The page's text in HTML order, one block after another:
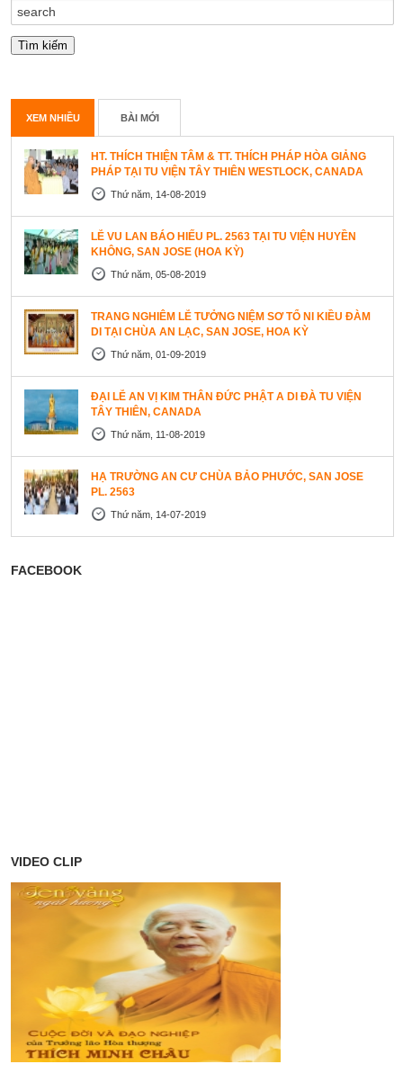
XEM NHIỀU BÀI MỚI
HT. THÍCH THIỆN TÂM & TT. THÍCH PHÁP HÒA GIẢNG
PHÁP TẠI TU VIỆN TÂY THIÊN WESTLOCK, CANADA
Thứ năm, 14-08-2019
LỄ VU LAN BÁO HIẾU PL. 2563 TẠI TU VIỆN HUYỀN
KHÔNG, SAN JOSE (HOA KỲ)
Thứ năm, 05-08-2019
TRANG NGHIÊM LỄ TƯỞNG NIỆM SƠ TỔ NI KIỀU ĐÀM
DI TẠI CHÙA AN LẠC, SAN JOSE, HOA KỲ
Thứ năm, 01-09-2019
ĐẠI LỄ AN VỊ KIM THÂN ĐỨC PHẬT A DI ĐÀ TU VIỆN
TÂY THIÊN, CANADA
Thứ năm, 11-08-2019
HẠ TRƯỜNG AN CƯ CHÙA BẢO PHƯỚC, SAN JOSE
PL. 2563
Thứ năm, 14-07-2019
FACEBOOK
VIDEO CLIP